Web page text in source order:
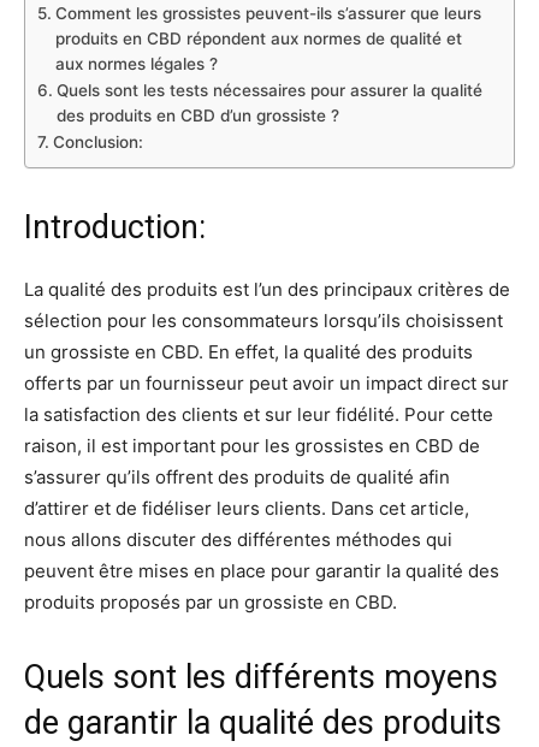
Comment les grossistes peuvent-ils s’assurer que leurs
produits en CBD répondent aux normes de qualité et
aux normes légales ?
Quels sont les tests nécessaires pour assurer la qualité
des produits en CBD d’un grossiste ?
Conclusion:
Introduction:
La qualité des produits est l’un des principaux critères de
sélection pour les consommateurs lorsqu’ils choisissent
un grossiste en CBD. En effet, la qualité des produits
offerts par un fournisseur peut avoir un impact direct sur
la satisfaction des clients et sur leur fidélité. Pour cette
raison, il est important pour les grossistes en CBD de
s’assurer qu’ils offrent des produits de qualité afin
d’attirer et de fidéliser leurs clients. Dans cet article,
nous allons discuter des différentes méthodes qui
peuvent être mises en place pour garantir la qualité des
produits proposés par un grossiste en CBD.
Quels sont les différents moyens
de garantir la qualité des produits